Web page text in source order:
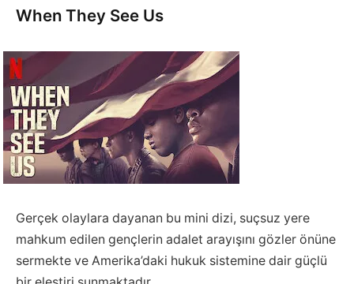
When They See Us
Gerçek olaylara dayanan bu mini dizi, suçsuz yere
mahkum edilen gençlerin adalet arayışını gözler önüne
sermekte ve Amerika’daki hukuk sistemine dair güçlü